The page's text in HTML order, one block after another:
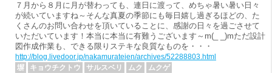
７月から８月に月が替わっても、連日に渡って、めちゃ暑い暑い日々
が続いていますね～そんな真夏の季節にも毎日嬉し過ぎるほどの、た
くさんのお問い合わせを頂いていることに、感謝の日々を過ごさせて
いただいています！本当に本当に有難うございます～m(_ _)mただ設計
図作成作業も、できる限りステキな良質なものを・・・
http://blog.livedoor.jp/nakamurateien/archives/52288803.html
塀
キョウチクトウ サルスベリ ムク
ムクゲ